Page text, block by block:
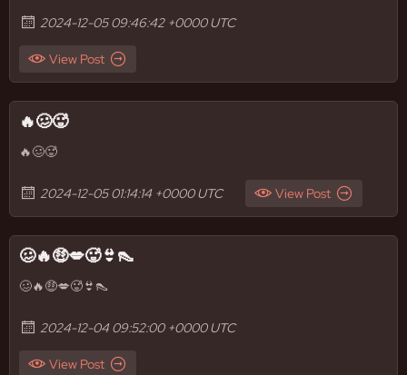
2024-12-05 09:46:42 +0000 UTC
View Post
🔥🥴🥵
🔥🥴🥵
2024-12-05 01:14:14 +0000 UTC View Post
🥴🔥🤑💋🥵👙👠
🥴🔥🤑💋🥵👙👠
2024-12-04 09:52:00 +0000 UTC
View Post